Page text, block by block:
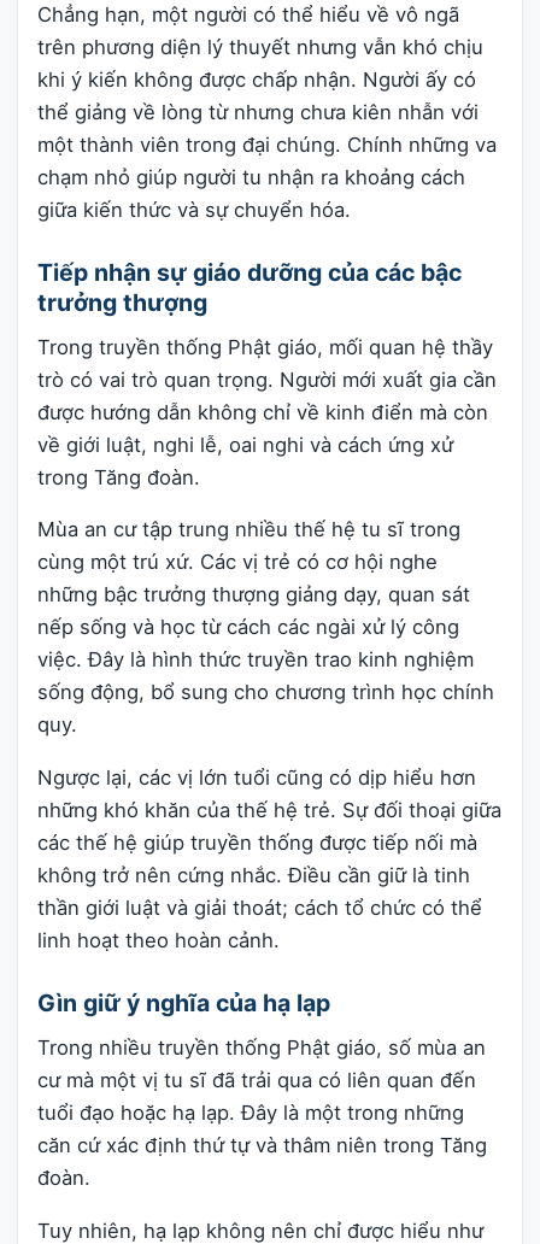
Chẳng hạn, một người có thể hiểu về vô ngã
trên phương diện lý thuyết nhưng vẫn khó chịu
khi ý kiến không được chấp nhận. Người ấy có
thể giảng về lòng từ nhưng chưa kiên nhẫn với
một thành viên trong đại chúng. Chính những va
chạm nhỏ giúp người tu nhận ra khoảng cách
giữa kiến thức và sự chuyển hóa.
Tiếp nhận sự giáo dưỡng của các bậc
trưởng thượng
Trong truyền thống Phật giáo, mối quan hệ thầy
trò có vai trò quan trọng. Người mới xuất gia cần
được hướng dẫn không chỉ về kinh điển mà còn
về giới luật, nghi lễ, oai nghi và cách ứng xử
trong Tăng đoàn.
Mùa an cư tập trung nhiều thế hệ tu sĩ trong
cùng một trú xứ. Các vị trẻ có cơ hội nghe
những bậc trưởng thượng giảng dạy, quan sát
nếp sống và học từ cách các ngài xử lý công
việc. Đây là hình thức truyền trao kinh nghiệm
sống động, bổ sung cho chương trình học chính
quy.
Ngược lại, các vị lớn tuổi cũng có dịp hiểu hơn
những khó khăn của thế hệ trẻ. Sự đối thoại giữa
các thế hệ giúp truyền thống được tiếp nối mà
không trở nên cứng nhắc. Điều cần giữ là tinh
thần giới luật và giải thoát; cách tổ chức có thể
linh hoạt theo hoàn cảnh.
Gìn giữ ý nghĩa của hạ lạp
Trong nhiều truyền thống Phật giáo, số mùa an
cư mà một vị tu sĩ đã trải qua có liên quan đến
tuổi đạo hoặc hạ lạp. Đây là một trong những
căn cứ xác định thứ tự và thâm niên trong Tăng
đoàn.
Tuy nhiên, hạ lạp không nên chỉ được hiểu như